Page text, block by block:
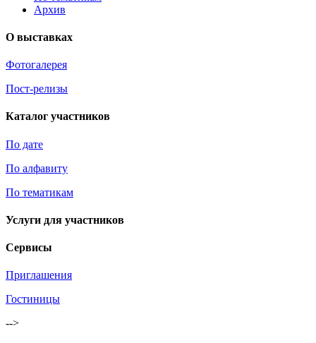
Архив
О выставках
Фотогалерея
Пост-релизы
Каталог участников
По дате
По алфавиту
По тематикам
Услуги для участников
Сервисы
Приглашения
Гостиницы
-->